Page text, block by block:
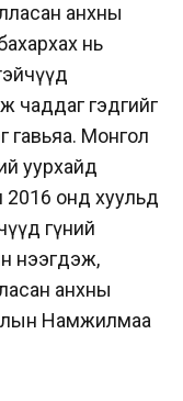
анхны
нь
чаддаг гэдгийг
гавьяа. Монгол
уурхайд
онд хуульд
гүний
нээгдэж,
анхны
Намжилмаа